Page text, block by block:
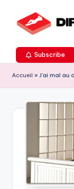
Subscribe
Accueil » J’ai mal au